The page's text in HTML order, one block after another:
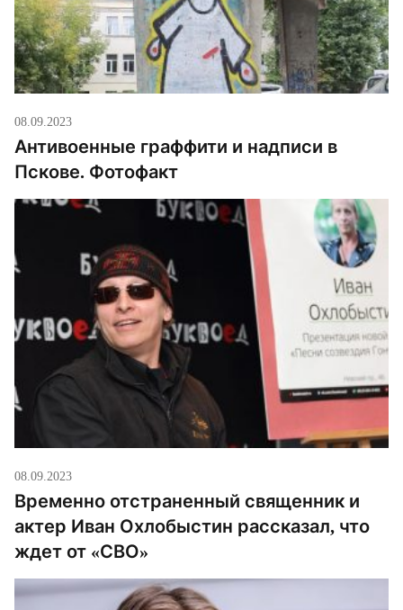
08.09.2023
Антивоенные граффити и надписи в
Пскове. Фотофакт
08.09.2023
Временно отстраненный священник и
актер Иван Охлобыстин рассказал, что
ждет от «СВО»